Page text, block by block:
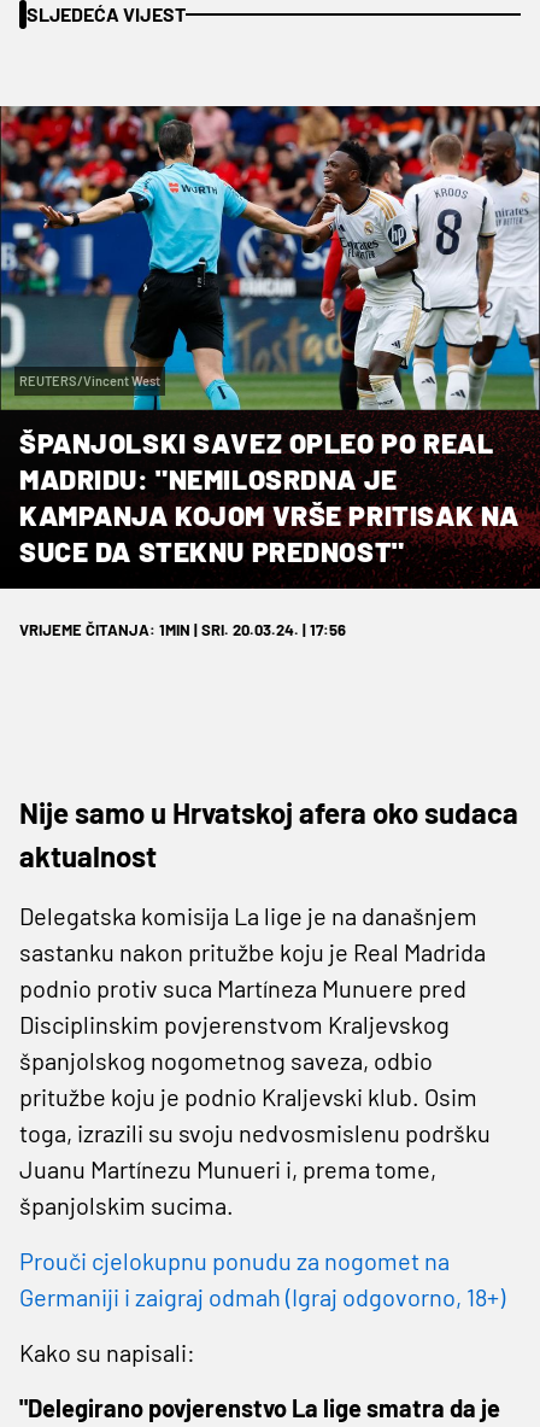
SLJEDEĆA VIJEST
REUTERS/Vincent West
ŠPANJOLSKI SAVEZ OPLEO PO REAL
MADRIDU: "NEMILOSRDNA JE
KAMPANJA KOJOM VRŠE PRITISAK NA
SUCE DA STEKNU PREDNOST"
VRIJEME ČITANJA: 1MIN | SRI. 20.03.24. | 17:56
Nije samo u Hrvatskoj afera oko sudaca
aktualnost
Delegatska komisija La lige je na današnjem
sastanku nakon pritužbe koju je Real Madrida
podnio protiv suca Martíneza Munuere pred
Disciplinskim povjerenstvom Kraljevskog
španjolskog nogometnog saveza, odbio
pritužbe koju je podnio Kraljevski klub. Osim
toga, izrazili su svoju nedvosmislenu podršku
Juanu Martínezu Munueri i, prema tome,
španjolskim sucima.
Prouči cjelokupnu ponudu za nogomet na
Germaniji i zaigraj odmah (Igraj odgovorno, 18+)
Kako su napisali:
"Delegirano povjerenstvo La lige smatra da je